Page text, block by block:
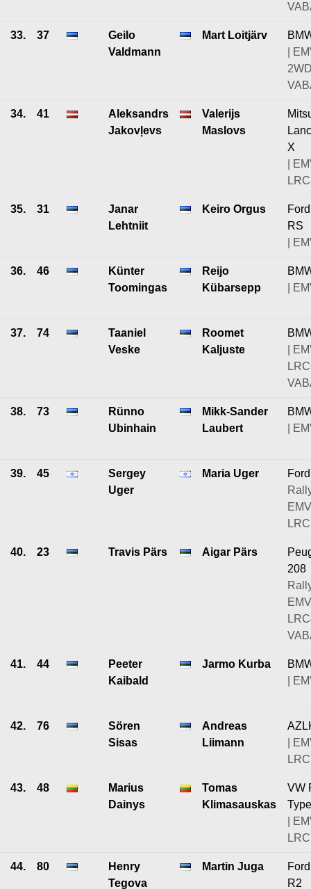
33. 37
Geilo
Valdmann
Mart Loitjärv
|
34. 41
Aleksandrs
Jakovļevs
Valerijs
Maslovs
X
|
35. 31
Janar
Lehtniit
Keiro Orgus
RS
|
36. 46
Künter
Toomingas
Reijo
Kübarsepp
|
37. 74
Taaniel
Veske
Roomet
Kaljuste
|
38. 73
Rünno
Ubinhain
Mikk-Sander
Laubert
|
39. 45
Sergey
Uger
Maria Uger
40. 23 Travis Pärs Aigar Pärs
208
41. 44
Peeter
Kaibald
Jarmo Kurba
|
42. 76
Sören
Sisas
Andreas
Liimann
|
43. 48
Marius
Dainys
Tomas
Klimasauskas
VW
|
44. 80
Henry
Tegova
Martin Juga
R2